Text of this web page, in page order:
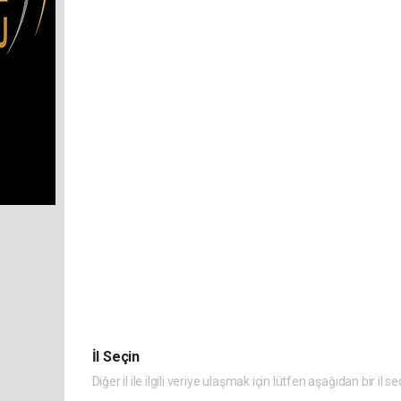
İl Seçin
Diğer il ile ilgili veriye ulaşmak için lütfen aşağıdan bir il